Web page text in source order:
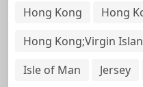
Hong Kong
Hong
Hong Kong;Virgin
Isle of Man
Jersey